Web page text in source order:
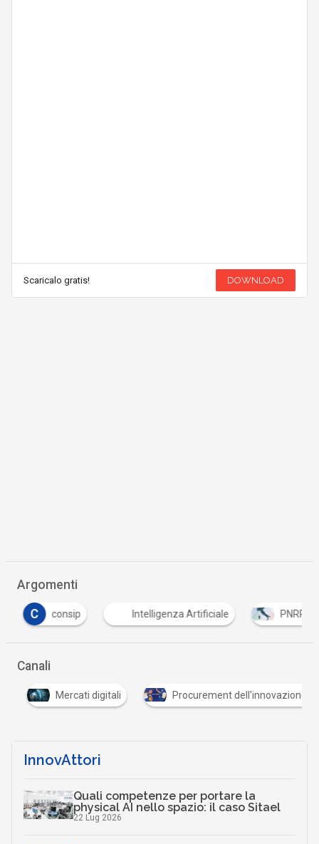
Scaricalo gratis! DOWNLOAD
Argomenti
C consip Intelligenza Artificiale PNRR
Canali
Mercati digitali Procurement dell'innovazione
InnovAttori
Quali competenze per portare la
physical AI nello spazio: il caso Sitael
22 Lug 2026